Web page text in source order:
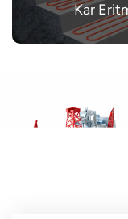
Kar